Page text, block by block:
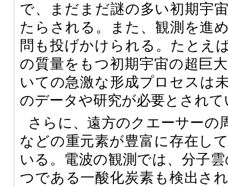
で、まだまだ謎の多い初期宇
たらされる。また、観測を進
問も投げかけられる。たとえ
の質量をもつ初期宇宙の超巨
いての急激な形成プロセスは
のデータや研究が必要とされて
さらに、遠方のクエーサーの
などの重元素が豊富に存在し
いる。電波の観測では、分子
つである一酸化炭素も検出さ